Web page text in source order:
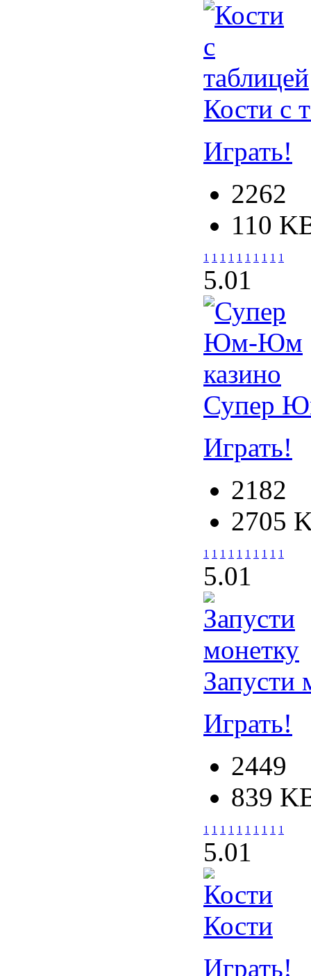
Кости с
Играть!
2262
110
1 1 1 1 1 1 1 1 1 1
5.01
Супер
Играть!
2182
2705
1 1 1 1 1 1 1 1 1 1
5.01
Запусти
Играть!
2449
839
1 1 1 1 1 1 1 1 1 1
5.01
Кости
Играть!